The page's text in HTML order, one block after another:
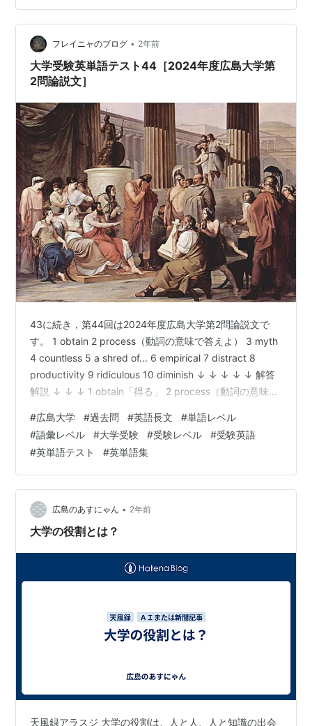
越えてやってきたのは、セノハチの「ハチ」にあたる八
本松駅。
フレイニャのブログ • 2年前
大学受験英単語テスト44［2024年度広島大学第
2問論説文］
43に続き，第44回は2024年度広島大学第2問論説文で
す。 1 obtain 2 process（動詞の意味で答えよ） 3 myth
4 countless 5 a shred of... 6 empirical 7 distract 8
productivity 9 ridiculous 10 diminish ↓ ↓ ↓ ↓ ↓ 解答
解説 ↓ ↓ ↓ 1 obtain「得る」 2 process（動詞の意味で
の意味で使われていた 3 myth「神話」 ※類．
mythology「神話，神話学」 ↓この記事のアイキャッチ
画像は以下の記事にあ…
#広島大学 #過去問 #英語長文 #単語レベル
#語彙レベル #大学受験 #受験レベル #受験英語
#英単語テスト #英単語集
広島のあすにゃん • 2年前
大学の役割とは？
天風録アラスジ 大学の役割は、人と人、人と知識の出会